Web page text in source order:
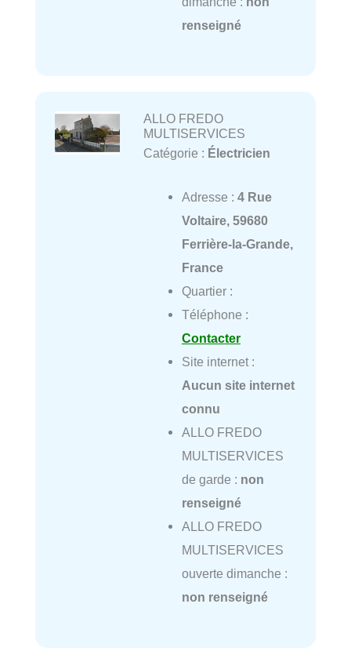
renseigné
ALLO FREDO
MULTISERVICES
Catégorie : Électricien
Adresse : 4 Rue
Voltaire, 59680
Ferrière-la-Grande,
France
Quartier :
Téléphone :
Contacter
Site internet :
Aucun site internet
connu
ALLO FREDO
MULTISERVICES
de garde : non
renseigné
ALLO FREDO
MULTISERVICES
ouverte dimanche :
non renseigné